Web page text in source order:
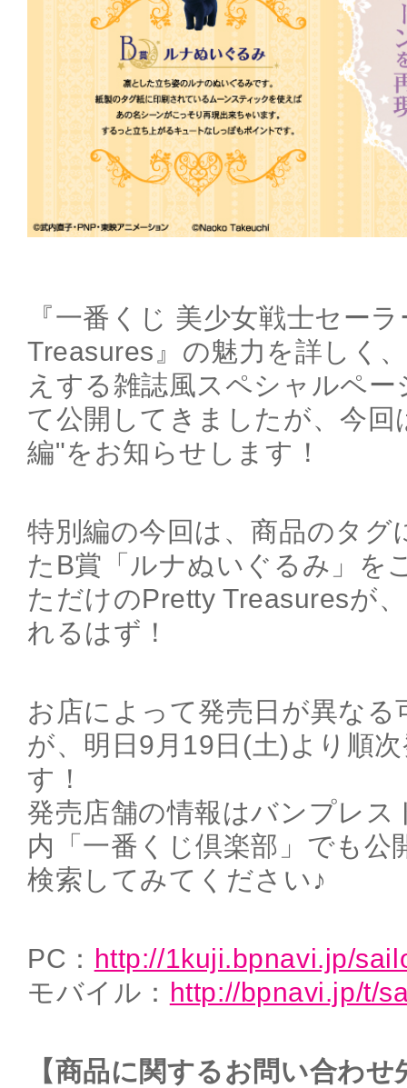
『一番くじ 美少女戦士セー
Treasures』の魅力を詳しく
えする雑誌風スペシャルペ
て公開してきましたが、今回
編"をお知らせします！
特別編の今回は、商品のタ
たB賞「ルナぬいぐるみ」を
ただけのPretty Treasuresが
れるはず！
お店によって発売日が異なる
が、明日9月19日(土)より順
す！
発売店舗の情報はバンプレス
内「一番くじ倶楽部」でも公
検索してみてください♪
PC： http://1kuji.bpnavi.jp/
モバイル： http://bpnavi.jp/t/
【商品に関するお問い合わせ